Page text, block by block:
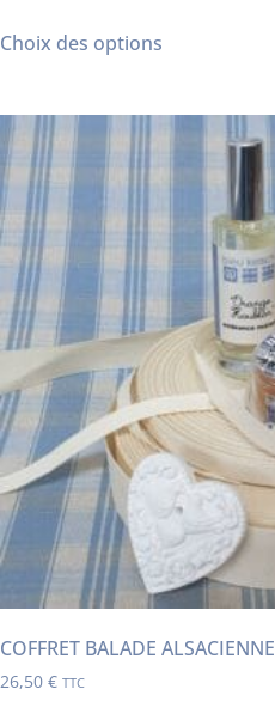
Choix des options
COFFRET BALADE ALSACIENNE
26,50 € TTC